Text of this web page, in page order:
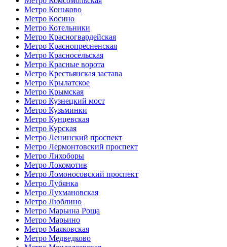
Метро Коньково
Метро Косино
Метро Котельники
Метро Красногвардейская
Метро Краснопресненская
Метро Красносельская
Метро Красные ворота
Метро Крестьянская застава
Метро Крылатское
Метро Крымская
Метро Кузнецкий мост
Метро Кузьминки
Метро Кунцевская
Метро Курская
Метро Ленинский проспект
Метро Лермонтовский проспект
Метро Лихоборы
Метро Локомотив
Метро Ломоносовский проспект
Метро Лубянка
Метро Лухмановская
Метро Люблино
Метро Марьина Роща
Метро Марьино
Метро Маяковская
Метро Медведково